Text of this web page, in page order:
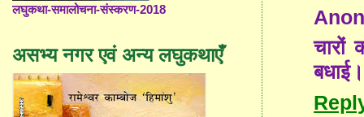
चारों
लघुकथा-समालोचना-संस्करण-2018
असभ्य नगर एवं अन्य लघुकथाएँ